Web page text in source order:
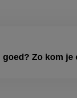
goed? Zo kom je